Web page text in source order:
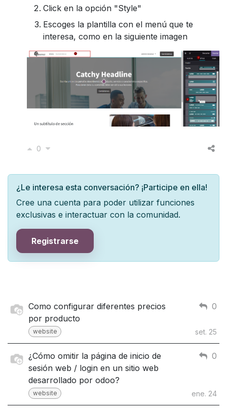
Click en la opción "Style"
Escoges la plantilla con el menú que te
interesa, como en la siguiente imagen
0
¿Le interesa esta conversación? ¡Participe en ella!
Cree una cuenta para poder utilizar funciones
exclusivas e interactuar con la comunidad.
Registrarse
Como configurar diferentes precios
por producto
website
0
set. 25
¿Cómo omitir la página de inicio de
sesión web / login en un sitio web
desarrollado por odoo?
website
0
ene. 24